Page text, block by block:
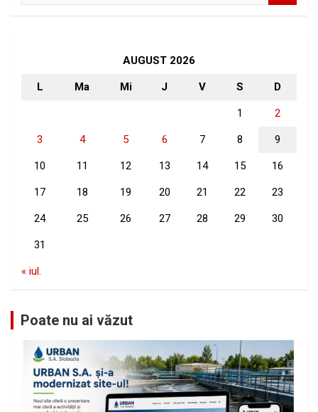
AUGUST 2026
L Ma Mi J V S D
1 2
3 4 5 6 7 8 9
10 11 12 13 14 15 16
17 18 19 20 21 22 23
24 25 26 27 28 29 30
31
« iul.
Poate nu ai văzut